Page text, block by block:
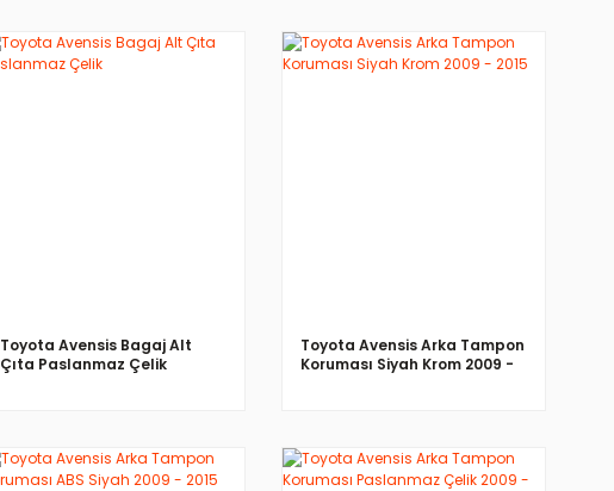
Toyota Avensis Bagaj Alt
Çıta Paslanmaz Çelik
Toyota Avensis Arka Tampon
Koruması Siyah Krom 2009 -